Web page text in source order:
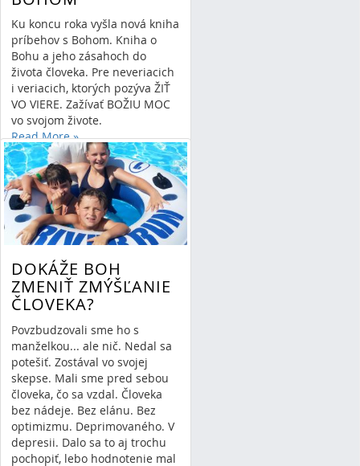
Ku koncu roka vyšla nová kniha
príbehov s Bohom. Kniha o
Bohu a jeho zásahoch do
života človeka. Pre neveriacich
i veriacich, ktorých pozýva ŽIŤ
VO VIERE. Zažívať BOŽIU MOC
vo svojom živote.
Read More»
By Stefan Patrik Kovac
03/01/15 12:27
1 Comment
DOKÁŽE BOH
ZMENIŤ ZMÝŠĽANIE
ČLOVEKA?
Povzbudzovali sme ho s
manželkou... ale nič. Nedal sa
potešiť. Zostával vo svojej
skepse. Mali sme pred sebou
človeka, čo sa vzdal. Človeka
bez nádeje. Bez elánu. Bez
optimizmu. Deprimovaného. V
depresii. Dalo sa to aj trochu
pochopiť, lebo hodnotenie mal